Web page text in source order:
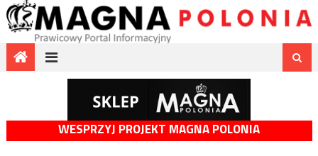
WESPRZYJ PROJEKT MAGNA POLONIA